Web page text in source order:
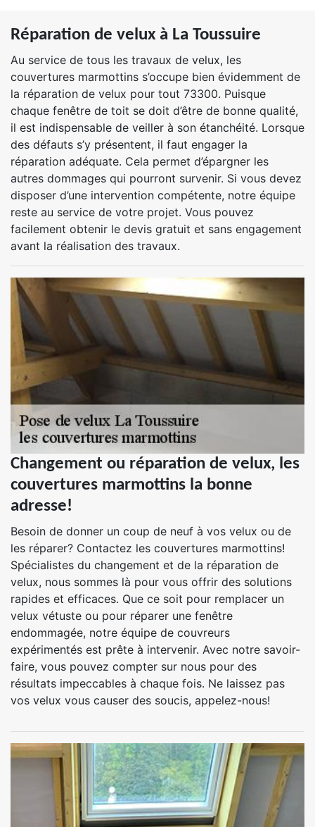
Réparation de velux à La Toussuire
Au service de tous les travaux de velux, les
couvertures marmottins s’occupe bien évidemment de
la réparation de velux pour tout 73300. Puisque
chaque fenêtre de toit se doit d’être de bonne qualité,
il est indispensable de veiller à son étanchéité. Lorsque
des défauts s’y présentent, il faut engager la
réparation adéquate. Cela permet d’épargner les
autres dommages qui pourront survenir. Si vous devez
disposer d’une intervention compétente, notre équipe
reste au service de votre projet. Vous pouvez
facilement obtenir le devis gratuit et sans engagement
avant la réalisation des travaux.
Changement ou réparation de velux, les
couvertures marmottins la bonne
adresse!
Besoin de donner un coup de neuf à vos velux ou de
les réparer? Contactez les couvertures marmottins!
Spécialistes du changement et de la réparation de
velux, nous sommes là pour vous offrir des solutions
rapides et efficaces. Que ce soit pour remplacer un
velux vétuste ou pour réparer une fenêtre
endommagée, notre équipe de couvreurs
expérimentés est prête à intervenir. Avec notre savoir-
faire, vous pouvez compter sur nous pour des
résultats impeccables à chaque fois. Ne laissez pas
vos velux vous causer des soucis, appelez-nous!